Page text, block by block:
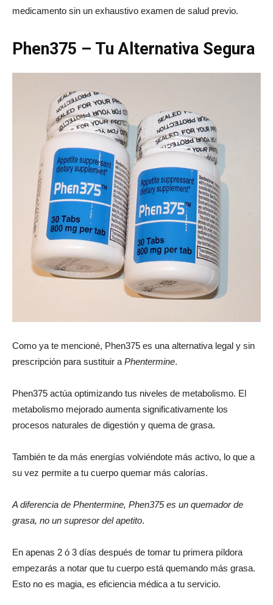
medicamento sin un exhaustivo examen de salud previo.
Phen375 – Tu Alternativa Segura
Como ya te mencioné, Phen375 es una alternativa legal y sin
prescripción para sustituir a Phentermine.
Phen375 actúa optimizando tus niveles de metabolismo. El
metabolismo mejorado aumenta significativamente los
procesos naturales de digestión y quema de grasa.
También te da más energías volviéndote más activo, lo que a
su vez permite a tu cuerpo quemar más calorías.
A diferencia de Phentermine, Phen375 es un quemador de
grasa, no un supresor del apetito.
En apenas 2 ó 3 días después de tomar tu primera píldora
empezarás a notar que tu cuerpo está quemando más grasa.
Esto no es magia, es eficiencia médica a tu servicio.